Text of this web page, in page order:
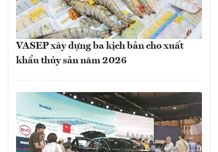
VASEP xây dựng ba kịch bản cho xuất
khẩu thủy sản năm 2026